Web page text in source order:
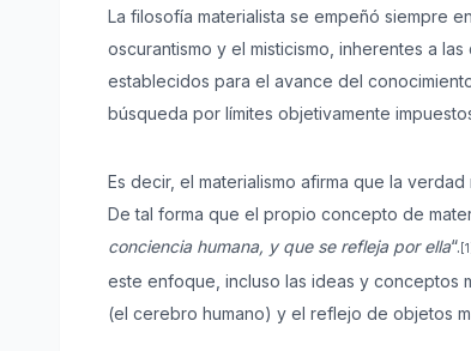
La filosofía materialista se empeñó siempre
oscurantismo y el misticismo, inherentes a
establecidos para el avance del
búsqueda por límites objetivamente
Es decir, el materialismo afirma que la
De tal forma que el propio concepto de
conciencia humana, y que se refleja por ella“. [1]
este enfoque, incluso las ideas y conceptos
(el cerebro humano) y el reflejo de objetos